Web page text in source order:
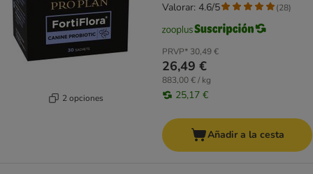
2 opciones
PRVP* 30,49 €
26,49 €
883,00 € / kg
25,17 €
Valorar: 4.6/5 (28)
Añadir a la cesta